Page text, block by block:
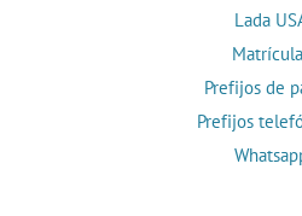
Lada
Prefijos de
Prefijos